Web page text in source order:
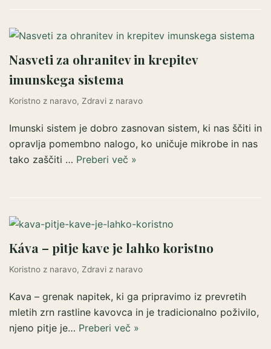
Nasveti za ohranitev in krepitev
imunskega sistema
Koristno z naravo, Zdravi z naravo
Imunski sistem je dobro zasnovan sistem, ki nas ščiti in
opravlja pomembno nalogo, ko uničuje mikrobe in nas
tako zaščiti … Preberi več »
Káva – pitje kave je lahko koristno
Koristno z naravo, Zdravi z naravo
Kava – grenak napitek, ki ga pripravimo iz prevretih
mletih zrn rastline kavovca in je tradicionalno poživilo,
njeno pitje je… Preberi več »